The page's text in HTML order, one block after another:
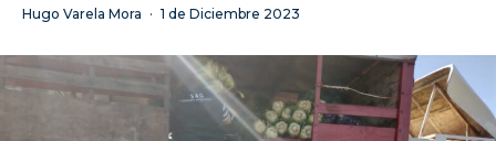
Hugo Varela Mora · 1 de Diciembre 2023